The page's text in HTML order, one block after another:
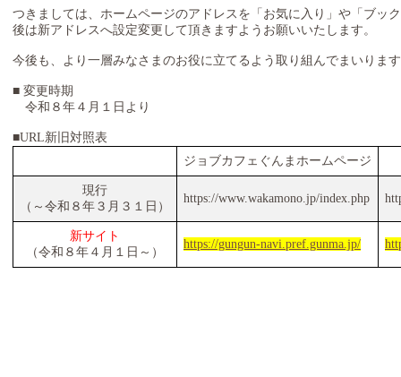
つきましては、ホームページのアドレスを「お気に入り」や「ブッ
後は新アドレスへ設定変更して頂きますようお願いいたします。
今後も、より一層みなさまのお役に立てるよう取り組んでまいりま
■ 変更時期
令和８年４月１日より
■URL新旧対照表
ジョブカフェぐんまホームページ
現行
（～令和８年３月３１日）
https://www.wakamono.jp/index.php
新サイト
（令和８年４月１日～）
https://gungun-navi.pref.gunma.jp/